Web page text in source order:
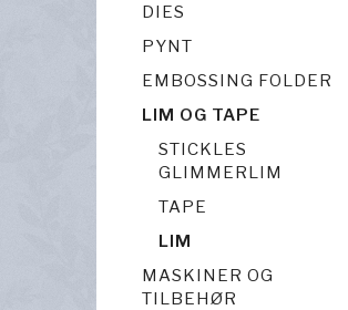
DIES
PYNT
EMBOSSING FOLDER
LIM OG TAPE
STICKLES
GLIMMERLIM
TAPE
LIM
MASKINER OG
TILBEHØR